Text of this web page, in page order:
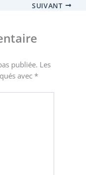
SUIVANT
publiée. Les
avec *